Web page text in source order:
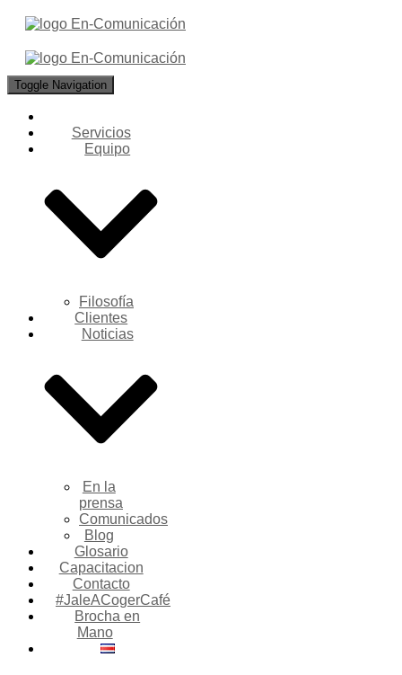
Toggle Navigation
Servicios
Equipo
Filosofía
Clientes
Noticias
En la
prensa
Comunicados
Blog
Glosario
Capacitacion
Contacto
#JaleACogerCafé
Brocha en
Mano